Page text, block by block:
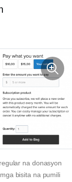
na donasyon
bisita na pumili